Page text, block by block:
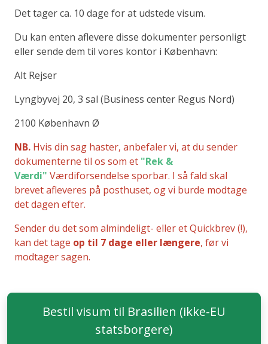
Det tager ca. 10 dage for at udstede visum.
Du kan enten aflevere disse dokumenter personligt
eller sende dem til vores kontor i København:
Alt Rejser
Lyngbyvej 20, 3 sal (Business center Regus Nord)
2100 København Ø
NB. Hvis din sag haster, anbefaler vi, at du sender
dokumenterne til os som et "Rek &
Værdi" Værdiforsendelse sporbar. I så fald skal
brevet afleveres på posthuset, og vi burde modtage
det dagen efter.
Sender du det som almindeligt- eller et Quickbrev (!),
kan det tage op til 7 dage eller længere, før vi
modtager sagen.
Bestil visum til Brasilien (ikke-EU
statsborgere)